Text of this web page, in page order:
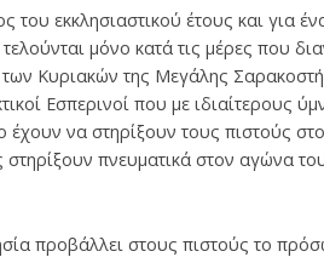
του εκκλησιαστικού έτους και για
μόνο κατά τις μέρες που
Κυριακών της Μεγάλης
Εσπερινοί που με ιδιαίτερους
να στηρίξουν τους πιστούς
πνευματικά στον αγώνα
προβάλλει στους πιστούς το